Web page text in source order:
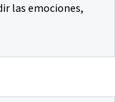
las emociones,